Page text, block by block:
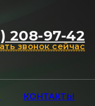
208-97-42
звонок сейчас
КОНТАКТЫ